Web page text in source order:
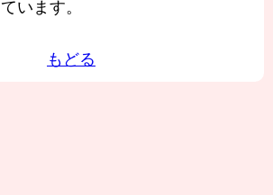
います。
もどる